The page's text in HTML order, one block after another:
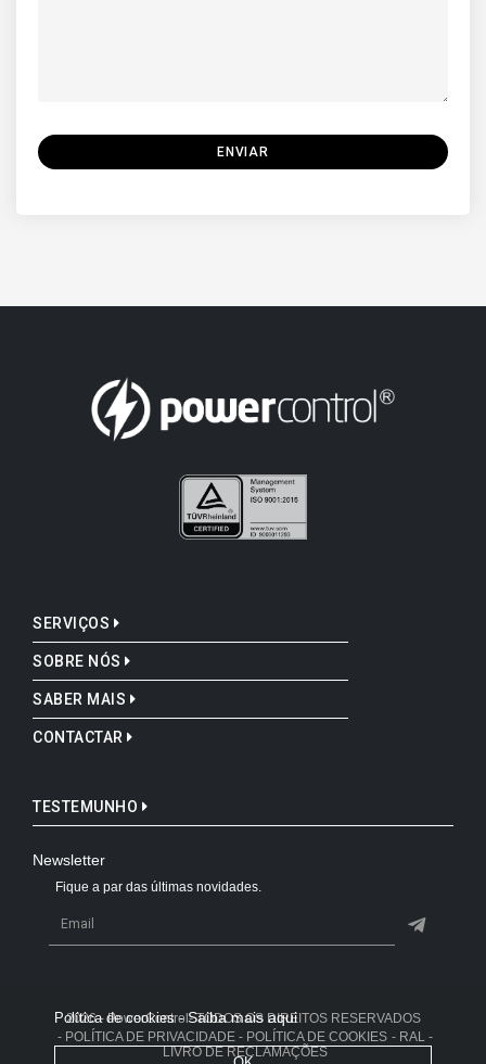
ENVIAR
SERVIÇOS
SOBRE NÓS
SABER MAIS
CONTACTAR
TESTEMUNHO
Newsletter
Fique a par das últimas novidades.
2026 - PowerControl- TODOS OS DIREITOS RESERVADOS
- POLÍTICA DE PRIVACIDADE - POLÍTICA DE COOKIES - RAL -
LIVRO DE RECLAMAÇÕES
Política de cookies -Saiba mais aqui